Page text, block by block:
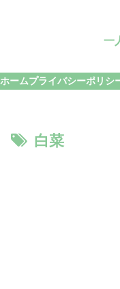
一
ホームプライバシーポリシ
白菜